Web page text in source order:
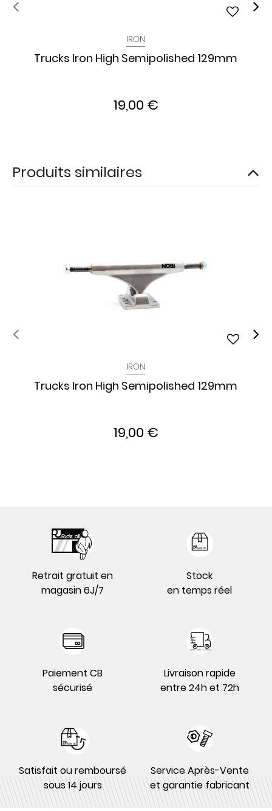
IRON
Trucks Iron High Semipolished 129mm
19,00 €
Produits similaires
IRON
Trucks Iron High Semipolished 129mm
19,00 €
Retrait gratuit en
magasin 6J/7
Stock
en temps réel
Paiement CB
sécurisé
Livraison rapide
entre 24h et 72h
Satisfait ou remboursé
sous 14 jours
Service Après-Vente
et garantie fabricant